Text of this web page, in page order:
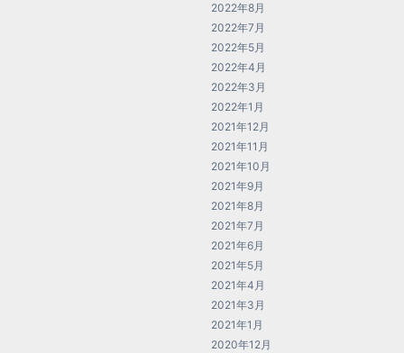
2022年8月
2022年7月
2022年5月
2022年4月
2022年3月
2022年1月
2021年12月
2021年11月
2021年10月
2021年9月
2021年8月
2021年7月
2021年6月
2021年5月
2021年4月
2021年3月
2021年1月
2020年12月